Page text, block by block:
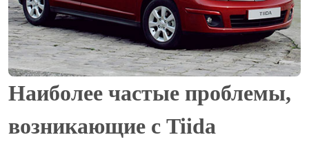
Наиболее частые проблемы,
возникающие с Tiida